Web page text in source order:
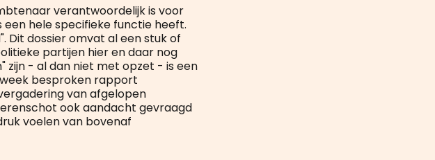
verantwoordelijk is voor
hele specifieke functie heeft.
Dit dossier omvat al een stuk of
partijen hier en daar nog
zijn - al dan niet met opzet - is een
besproken rapport
van afgelopen
ook aandacht gevraagd
voelen van bovenaf